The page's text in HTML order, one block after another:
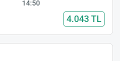
14:50
4.043 TL